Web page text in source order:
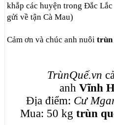
khắp các huyện trong Đắc
gửi về tận Cà Mau)
Cảm ơn và chúc anh nuôitrùn
TrùnQuế.vn
anh Vĩnh
Địa điểm: Cư
Mua: 50 kg trùn